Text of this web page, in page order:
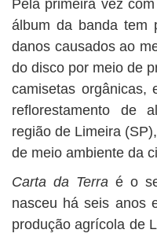
Pela primeira vez
álbum da banda tem
danos causados ao
do disco por meio de
camisetas orgânicas,
reflorestamento de
região de Limeira
de meio ambiente da
Carta da Terra é o
nasceu há seis anos
produção agrícola de